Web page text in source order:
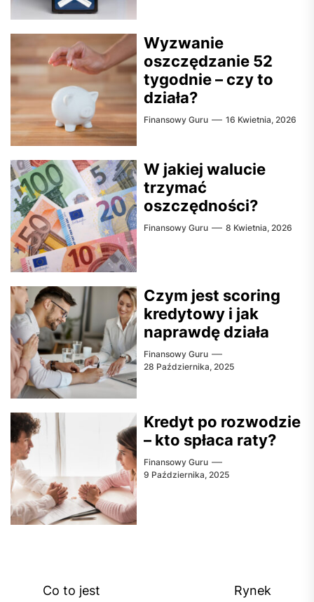
Wyzwanie
oszczędzanie 52
tygodnie – czy to
działa?
Finansowy Guru 16 Kwietnia, 2026
W jakiej walucie
trzymać
oszczędności?
Finansowy Guru 8 Kwietnia, 2026
Czym jest scoring
kredytowy i jak
naprawdę działa
Finansowy Guru
28 Października, 2025
Kredyt po rozwodzie
– kto spłaca raty?
Finansowy Guru
9 Października, 2025
Nawigacja
Co to jest Rynek